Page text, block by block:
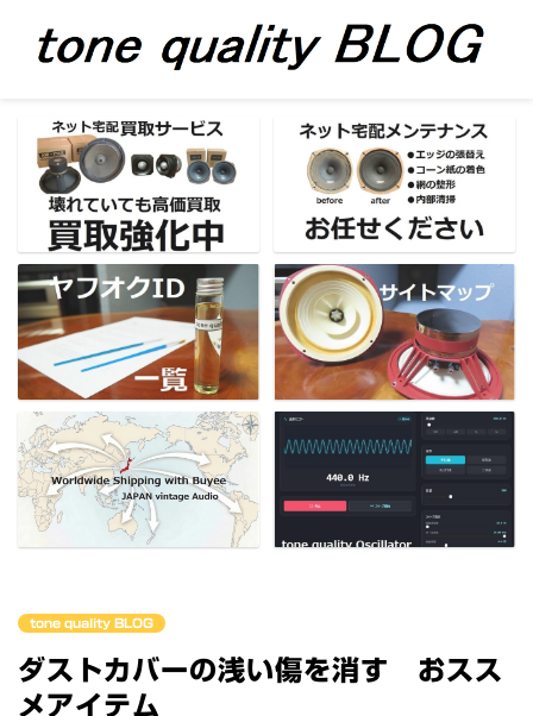
tone quality BLOG
ダストカバーの浅い傷を消す おスス
メアイテム